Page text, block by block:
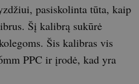
pasiskolinta tūta, kaip
Šį kalibrą sukūrė
Šis kalibras vis
PPC ir įrodė, kad yra